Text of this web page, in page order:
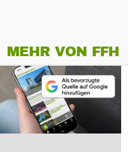
MEHR VON FFH